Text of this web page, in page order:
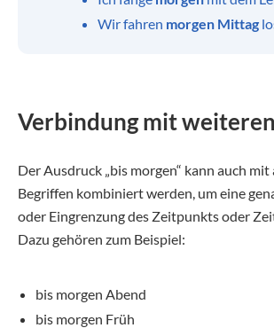
Wir fahren morgen Mittag
Verbindung mit
Der Ausdruck „bis morgen“ kann auch mit
Begriffen kombiniert werden, um eine
oder Eingrenzung des Zeitpunkts oder
Dazu gehören zum Beispiel:
bis morgen Abend
bis morgen Früh